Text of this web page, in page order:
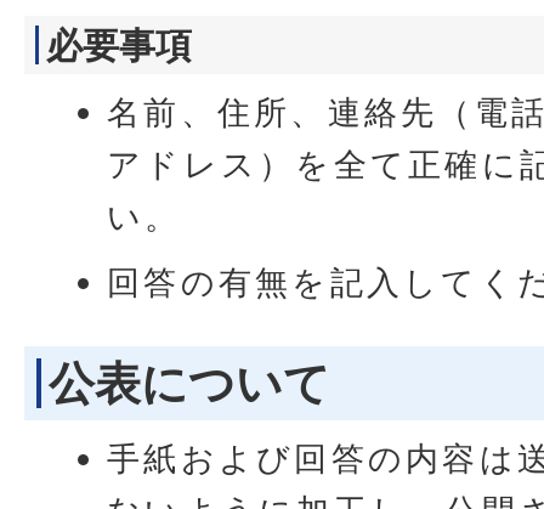
必要事項
名前、住所、連絡先（電
アドレス）を全て正確に
い。
回答の有無を記入してく
公表について
手紙および回答の内容は